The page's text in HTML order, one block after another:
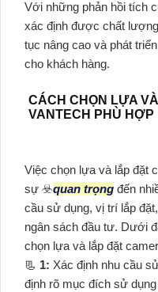
Với những phản hồi tích
xác định được chất
tục nâng cao và phát
cho khách hàng.
CÁCH CHỌN LỰA
VANTECH PHÙ HỢP
Việc chọn lựa và lắp đặt
sự ☣️quan trọng đến
cầu sử dụng, vị trí lắp
ngân sách đầu tư. Dưới
chọn lựa và lắp đặt
📃 1: Xác định nhu cầu
định rõ mục đích sử